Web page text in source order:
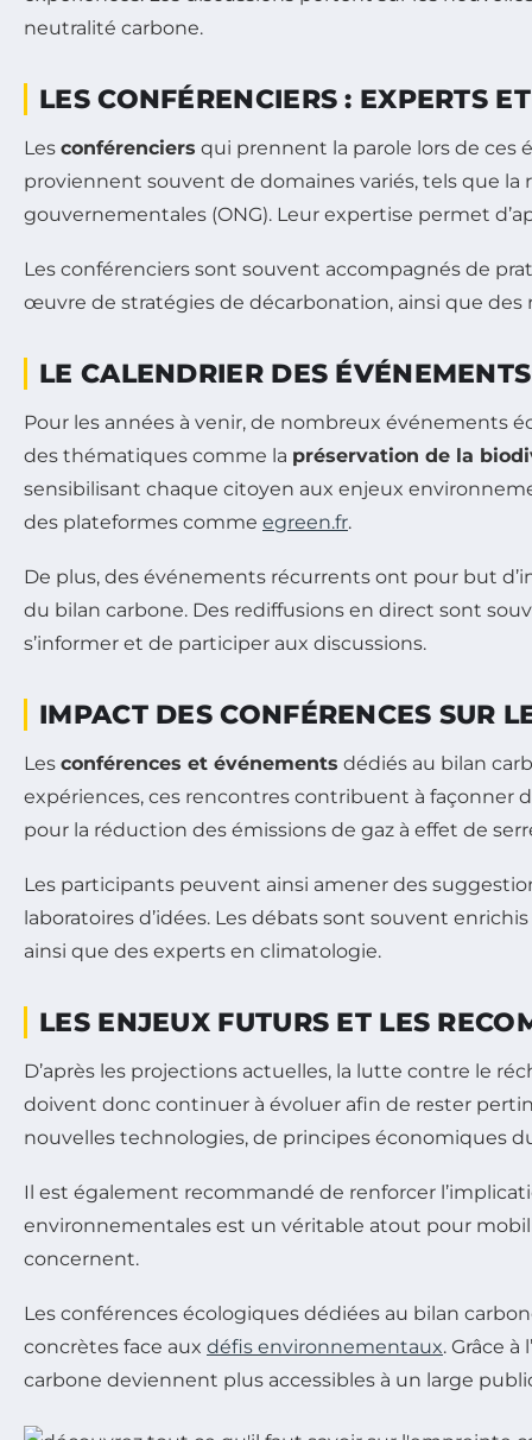
neutralité carbone.
LES CONFÉRENCIERS : EXPERTS
Les conférenciers qui prennent la parole lors de ces
proviennent souvent de domaines variés, tels que
gouvernementales (ONG). Leur expertise permet
Les conférenciers sont souvent accompagnés de
œuvre de stratégies de décarbonation, ainsi que des
LE CALENDRIER DES
Pour les années à venir, de nombreux événements
des thématiques comme la préservation de la
sensibilisant chaque citoyen aux enjeux
des plateformes comme egreen.fr.
De plus, des événements récurrents ont pour but
du bilan carbone. Des rediffusions en direct sont
s’informer et de participer aux discussions.
IMPACT DES CONFÉRENCES SUR
Les conférences et événements dédiés au bilan
expériences, ces rencontres contribuent à façonner
pour la réduction des émissions de gaz à effet de
Les participants peuvent ainsi amener des
laboratoires d’idées. Les débats sont souvent
ainsi que des experts en climatologie.
LES ENJEUX FUTURS ET LES
D’après les projections actuelles, la lutte contre le
doivent donc continuer à évoluer afin de rester
nouvelles technologies, de principes économiques
Il est également recommandé de renforcer
environnementales est un véritable atout pour
concernent.
Les conférences écologiques dédiées au bilan
concrètes face aux défis environnementaux. Grâce
carbone deviennent plus accessibles à un large